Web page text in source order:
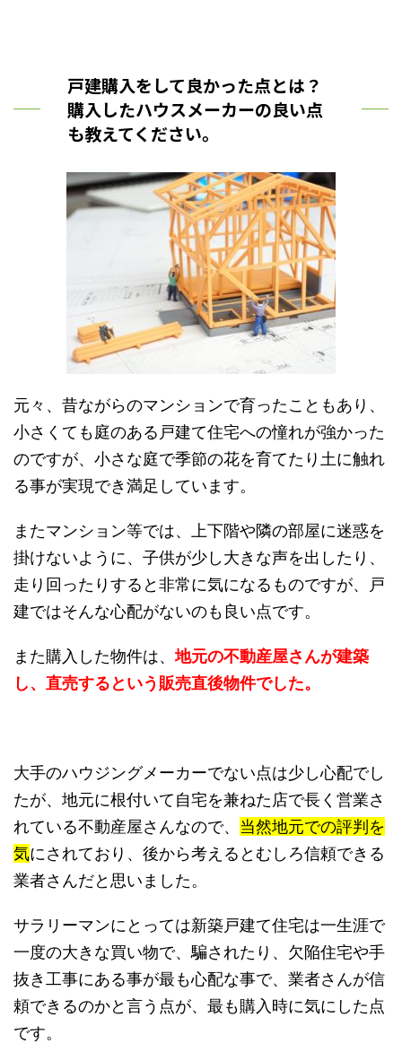
戸建購入をして良かった点とは？
購入したハウスメーカーの良い点
も教えてください。
元々、昔ながらのマンションで育ったこともあり、
小さくても庭のある戸建て住宅への憧れが強かった
のですが、小さな庭で季節の花を育てたり土に触れ
る事が実現でき満足しています。
またマンション等では、上下階や隣の部屋に迷惑を
掛けないように、子供が少し大きな声を出したり、
走り回ったりすると非常に気になるものですが、戸
建ではそんな心配がないのも良い点です。
また購入した物件は、地元の不動産屋さんが建築
し、直売するという販売直後物件でした。
大手のハウジングメーカーでない点は少し心配でし
たが、地元に根付いて自宅を兼ねた店で長く営業さ
れている不動産屋さんなので、 当然地元での評判を
気にされており、後から考えるとむしろ信頼できる
業者さんだと思いました。
サラリーマンにとっては新築戸建て住宅は一生涯で
一度の大きな買い物で、騙されたり、欠陥住宅や手
抜き工事にある事が最も心配な事で、業者さんが信
頼できるのかと言う点が、最も購入時に気にした点
です。